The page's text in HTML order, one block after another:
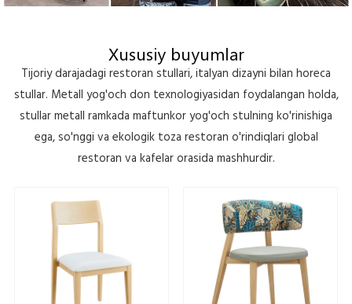
Xususiy buyumlar
Tijoriy darajadagi restoran stullari, italyan dizayni bilan horeca
stullar. Metall yog'och don texnologiyasidan foydalangan holda,
stullar metall ramkada maftunkor yog'och stulning ko'rinishiga
ega, so'nggi va ekologik toza restoran o'rindiqlari global
restoran va kafelar orasida mashhurdir.